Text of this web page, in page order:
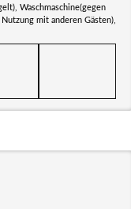
Waschmaschine(gegen
mit anderen Gästen),